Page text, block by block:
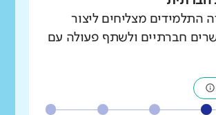
התלמידים מצליחים ליצור
חברתיים ולשתף פעולה עם